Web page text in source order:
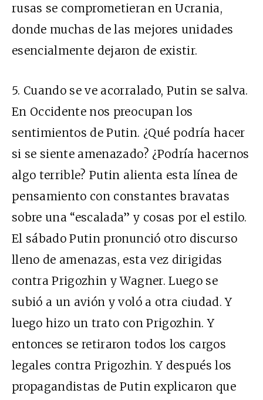
rusas se comprometieran en Ucrania,
donde muchas de las mejores unidades
esencialmente dejaron de existir.
5. Cuando se ve acorralado, Putin se salva.
En Occidente nos preocupan los
sentimientos de Putin. ¿Qué podría hacer
si se siente amenazado? ¿Podría hacernos
algo terrible? Putin alienta esta línea de
pensamiento con constantes bravatas
sobre una “escalada” y cosas por el estilo.
El sábado Putin pronunció otro discurso
lleno de amenazas, esta vez dirigidas
contra Prigozhin y Wagner. Luego se
subió a un avión y voló a otra ciudad. Y
luego hizo un trato con Prigozhin. Y
entonces se retiraron todos los cargos
legales contra Prigozhin. Y después los
propagandistas de Putin explicaron que